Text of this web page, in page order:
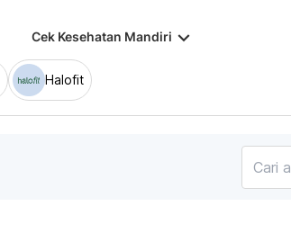
Cek Kesehatan Mandiri keyboard_arrow_down
Halofit